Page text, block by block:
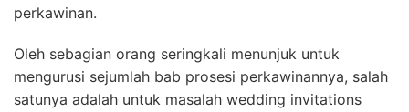
perkawinan.
Oleh sebagian orang seringkali menunjuk untuk
mengurusi sejumlah bab prosesi perkawinannya, salah
satunya adalah untuk masalah wedding invitations